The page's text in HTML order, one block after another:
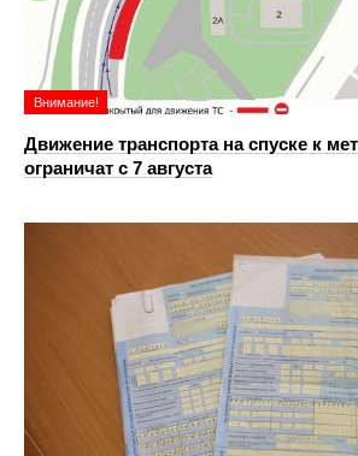
Внимание!
Движение транспорта на спуске к
ограничат с 7 августа